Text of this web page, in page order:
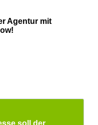
Agentur mit